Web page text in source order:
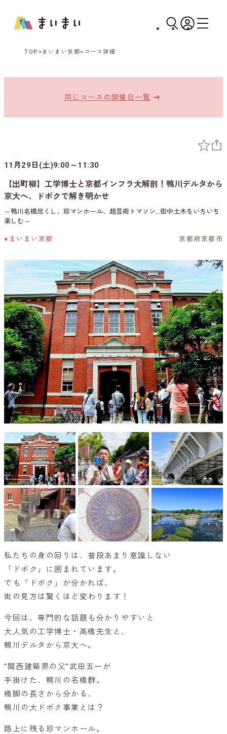
TOP まいまい京都 コース詳細
同じコースの開催日一覧
11月29日(土)9:00～11:30
【出町柳】工学博士と京都インフラ大解剖！鴨川デルタから
京大へ、ドボクで解き明かせ
～鴨川名橋尽くし、珍マンホール、超芸術トマソン…街中土木をいちいち
楽しむ～
●まいまい京都 京都府京都市
私たちの身の回りは、普段あまり意識しない
「ドボク」に囲まれています。
でも「ドボク」が分かれば、
街の見方は驚くほど変わります！
今回は、専門的な話題も分かりやすいと
大人気の工学博士・高橋先生と、
鴨川デルタから京大へ。
“関西建築界の父”武田五一が
手掛けた、鴨川の名橋群。
橋脚の長さから分かる、
鴨川の大ドボク事業とは？
路上に残る珍マンホール。